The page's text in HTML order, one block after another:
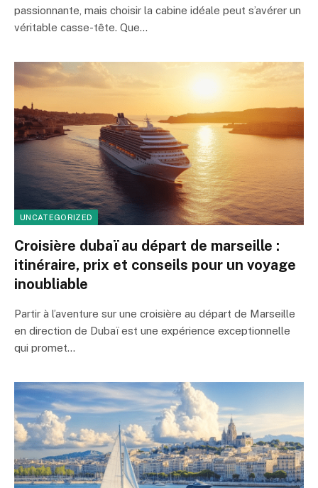
passionnante, mais choisir la cabine idéale peut s’avérer un
véritable casse-tête. Que…
UNCATEGORIZED
Croisière dubaï au départ de marseille :
itinéraire, prix et conseils pour un voyage
inoubliable
Partir à l’aventure sur une croisière au départ de Marseille
en direction de Dubaï est une expérience exceptionnelle
qui promet…